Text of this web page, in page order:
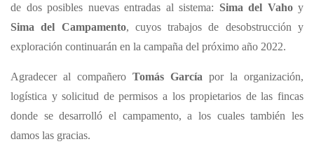
de dos posibles nuevas entradas al sistema: Sima del Vahoy
Sima del Campamento, cuyos trabajos de desobstrucción y
exploración continuarán en la campaña del próximo año 2022.
Agradecer al compañero Tomás García por la organización,
logística y solicitud de permisos a los propietarios de las fincas
donde se desarrolló el campamento, a los cuales también les
damos las gracias.